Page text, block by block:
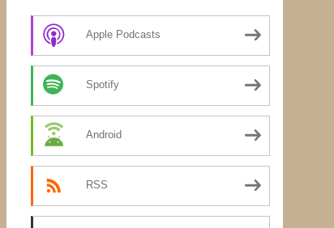
Apple Podcasts
Spotify
Android
RSS